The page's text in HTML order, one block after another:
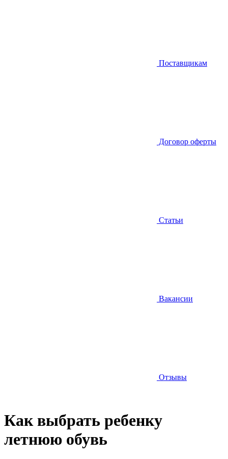
Поставщикам
Договор оферты
Статьи
Вакансии
Отзывы
Как выбрать ребенку
летнюю обувь